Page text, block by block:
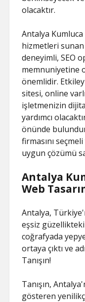
olacaktır.
Antalya
hizmetleri sunan
deneyimli, SEO
memnuniyetine
önemlidir.
sitesi, online
işletmenizin
yardımcı
önünde
firmasını
uygun çözümü
Antalya
Web
Antalya,
eşsiz
coğrafyada
ortaya çıktı ve
Tanışın!
Tanışın,
gösteren